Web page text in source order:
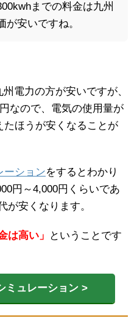
までの料金は九州
が安いですね。
電力の方が安いですが、
なので、電気の使用量が
たほうが安くなることが
ーションをするとわかり
円～4,000円くらいであ
が安くなります。
は高い」
ということです
ミュレーション >